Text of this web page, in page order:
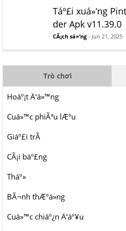
Táº£i xuá»‘ng
der Apk v11.39.0
CÃ¡ch sá»‘ng - Jun 21, 2025
Trò chơi
Hoáº¡t Ä‘á»™ng
Cuá»™c phiÃªu lÆ°u
Giáº£i trÃ­
CÃ¡i báº£ng
Tháº»
BÃ¬nh thÆ°á»ng
Cuá»™c chiáº¿n Ä‘áº¥u